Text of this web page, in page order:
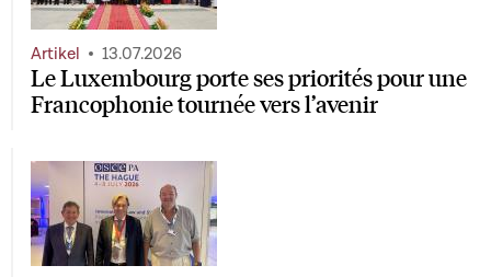
Le Luxembourg porte ses priorités pour une
Francophonie tournée vers l’avenir
Artikel 13.07.2026